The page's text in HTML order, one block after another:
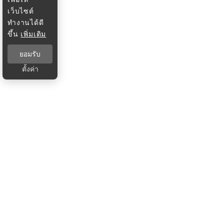
เว็บไซต์
ทำงานได้ดี
ขึ้น เพิ่มเติม
ยอมรับ
ตั้งค่า